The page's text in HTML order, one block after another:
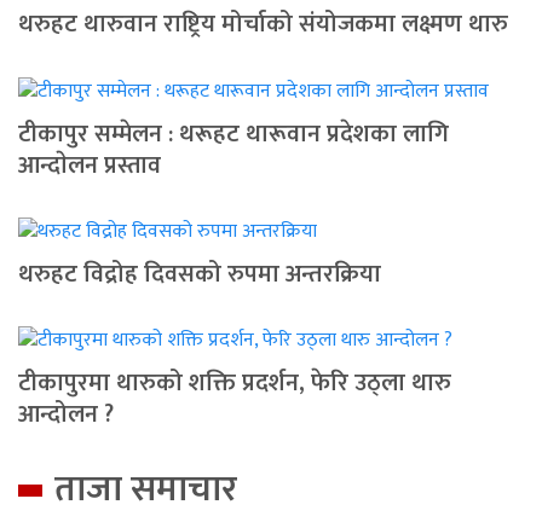
थरुहट थारुवान राष्ट्रिय मोर्चाको संयोजकमा लक्ष्मण थारु
टीकापुर सम्मेलन : थरूहट थारूवान प्रदेशका लागि
आन्दाेलन प्रस्ताव
थरुहट विद्रोह दिवसको रुपमा अन्तरक्रिया
टीकापुरमा थारुको शक्ति प्रदर्शन, फेरि उठ्ला थारु
आन्दोलन ?
ताजा समाचार